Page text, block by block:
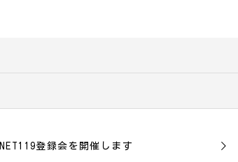
NET119登録会を開催します